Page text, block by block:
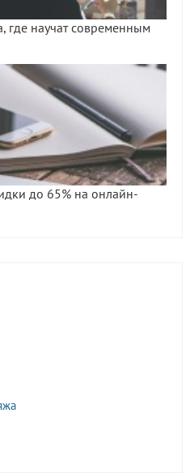
научат современным
до 65% на онлайн-